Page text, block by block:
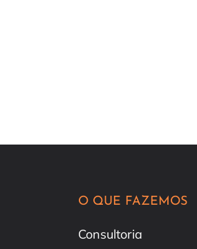
O QUE FAZEMOS
Consultoria